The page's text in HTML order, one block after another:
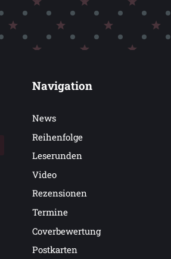
Navigation
News
Reihenfolge
Leserunden
Video
Rezensionen
Termine
Coverbewertung
Postkarten